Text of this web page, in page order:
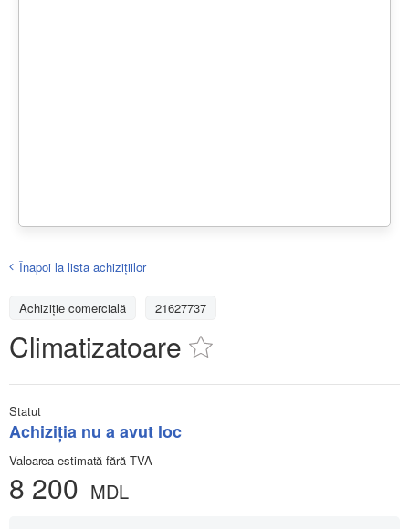
Înapoi la lista achiziţiilor
Achizițiе comercială 21627737
Climatizatoare
Statut
Achiziţia nu a avut loc
Valoarea estimată fără TVA
8 200 MDL